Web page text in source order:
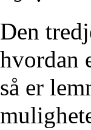
Den
hvordan
så er